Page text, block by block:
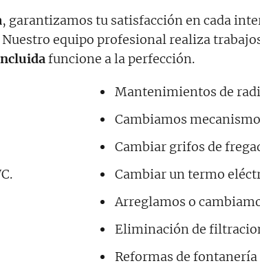
, garantizamos tu satisfacción en cada
equipo profesional realiza
funcione a la perfección.
Mantenimientos de
Cambiamos
Cambiar grifos de
Cambiar un termo
Arreglamos o
Eliminación de
Reformas de fontanería